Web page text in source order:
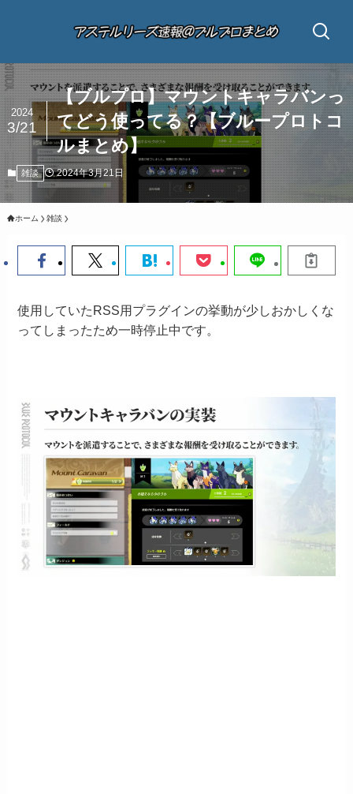
【ブルプロ】マウントキャラバンっ
てどう使ってる？【ブループロトコ
ルまとめ】
2024
3/21
雑談 2024年3月21日
ホーム 雑談
使用していたRSS用プラグインの挙動が少しおかしくな
ってしまったため一時停止中です。